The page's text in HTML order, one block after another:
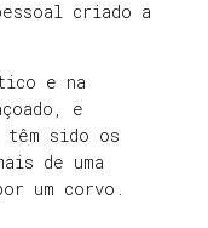
criado a
e na
e
têm sido os
de uma
um corvo.